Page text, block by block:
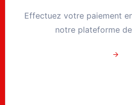
Effectuez votre paiement
notre plateforme